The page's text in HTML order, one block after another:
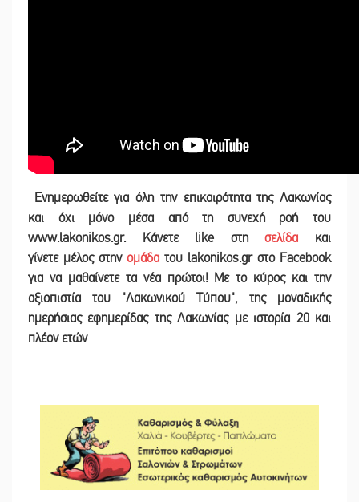
Ενημερωθείτε για όλη την επικαιρότητα της Λακωνίας
και όχι μόνο μέσα από τη συνεχή ροή του
www.lakonikos.gr. Κάνετε like στησελίδα και
γίνετε μέλος στην ομάδα του lakonikos.gr στο Facebook
για να μαθαίνετε τα νέα πρώτοι! Με το κύρος και την
αξιοπιστία του "Λακωνικού Τύπου", της μοναδικής
ημερήσιας εφημερίδας της Λακωνίας με ιστορία 20 και
πλέον ετών